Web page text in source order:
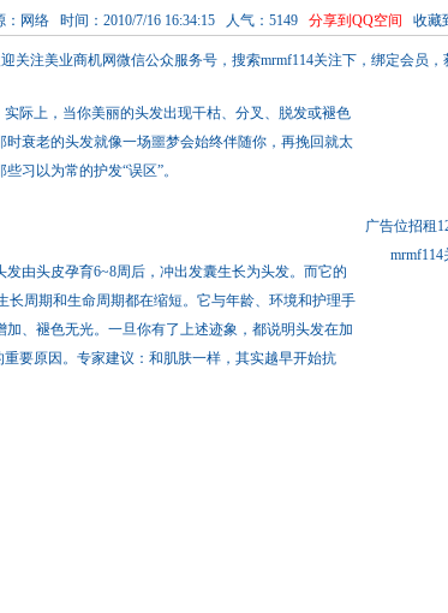
网络 时间：2010/7/16 16:34:15 人气：5149 分享到QQ空间 收藏
关注美业商机网微信公众服务号，搜索mrmf114关注下，绑定会员
广告位招租
际上，当你美丽的头发出现干枯、分叉、脱发或褪色
衰老的头发就像一场噩梦会始终伴随你，再挽回就太
习以为常的护发“误区”。
由头皮孕育6~8周后，冲出发囊生长为头发。而它的
长周期和生命周期都在缩短。它与年龄、环境和护理手
、褪色无光。一旦你有了上述迹象，都说明头发在加
要原因。专家建议：和肌肤一样，其实越早开始抗